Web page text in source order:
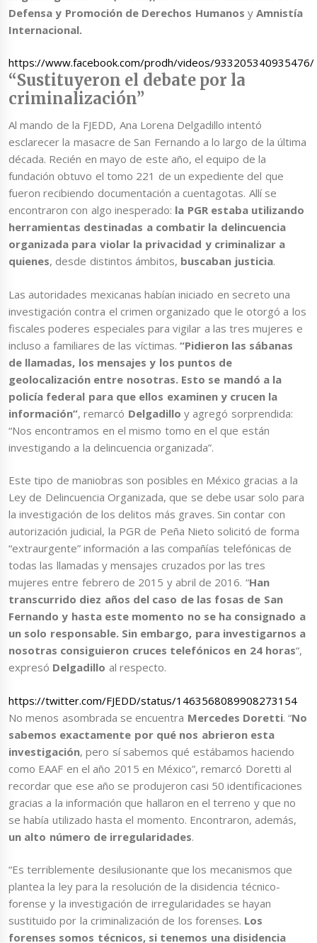
Defensa y Promoción de Derechos Humanos yAmnistía
Internacional.
https://www.facebook.com/prodh/videos/933205340935476/
“Sustituyeron el debate por la
criminalización”
Al mando de la FJEDD, Ana Lorena Delgadillo intentó
esclarecer la masacre de San Fernando a lo largo de la última
década. Recién en mayo de este año, el equipo de la
fundación obtuvo el tomo 221 de un expediente del que
fueron recibiendo documentación a cuentagotas. Allí se
encontraron con algo inesperado: la PGR estaba utilizando
herramientas destinadas a combatir la delincuencia
organizada para violar la privacidad y criminalizar a
quienes, desde distintos ámbitos, buscaban justicia.
Las autoridades mexicanas habían iniciado en secreto una
investigación contra el crimen organizado que le otorgó a los
fiscales poderes especiales para vigilar a las tres mujeres e
incluso a familiares de las víctimas. “Pidieron las sábanas
de llamadas, los mensajes y los puntos de
geolocalización entre nosotras. Esto se mandó a la
policía federal para que ellos examinen y crucen la
información”, remarcó Delgadillo y agregó sorprendida:
“Nos encontramos en el mismo tomo en el que están
investigando a la delincuencia organizada”.
Este tipo de maniobras son posibles en México gracias a la
Ley de Delincuencia Organizada, que se debe usar solo para
la investigación de los delitos más graves. Sin contar con
autorización judicial, la PGR de Peña Nieto solicitó de forma
“extraurgente” información a las compañías telefónicas de
todas las llamadas y mensajes cruzados por las tres
mujeres entre febrero de 2015 y abril de 2016. “Han
transcurrido diez años del caso de las fosas de San
Fernando y hasta este momento no se ha consignado a
un solo responsable. Sin embargo, para investigarnos a
nosotras consiguieron cruces telefónicos en 24 horas“,
expresó Delgadillo al respecto.
https://twitter.com/FJEDD/status/1463568089908273154
No menos asombrada se encuentra Mercedes Doretti. “No
sabemos exactamente por qué nos abrieron esta
investigación, pero sí sabemos qué estábamos haciendo
como EAAF en el año 2015 en México”, remarcó Doretti al
recordar que ese año se produjeron casi 50 identificaciones
gracias a la información que hallaron en el terreno y que no
se había utilizado hasta el momento. Encontraron, además,
un alto número de irregularidades.
“Es terriblemente desilusionante que los mecanismos que
plantea la ley para la resolución de la disidencia técnico-
forense y la investigación de irregularidades se hayan
sustituido por la criminalización de los forenses. Los
forenses somos técnicos, si tenemos una disidencia